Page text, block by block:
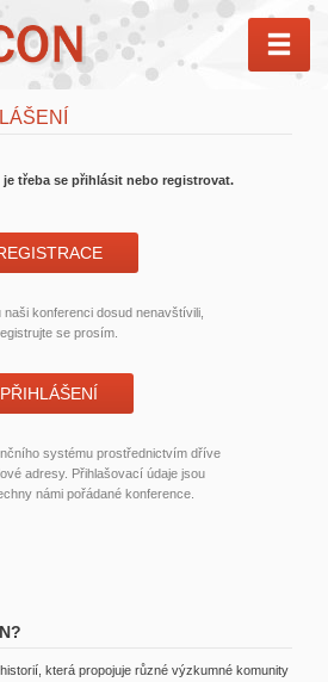
třeba se přihlásit nebo registrovat.
naši konferenci dosud nenavštívili,
se prosím.
PŘIHLÁŠENÍ
systému prostřednictvím dříve
adresy. Přihlašovací údaje jsou
námi pořádané konference.
která propojuje různé výzkumné komunity